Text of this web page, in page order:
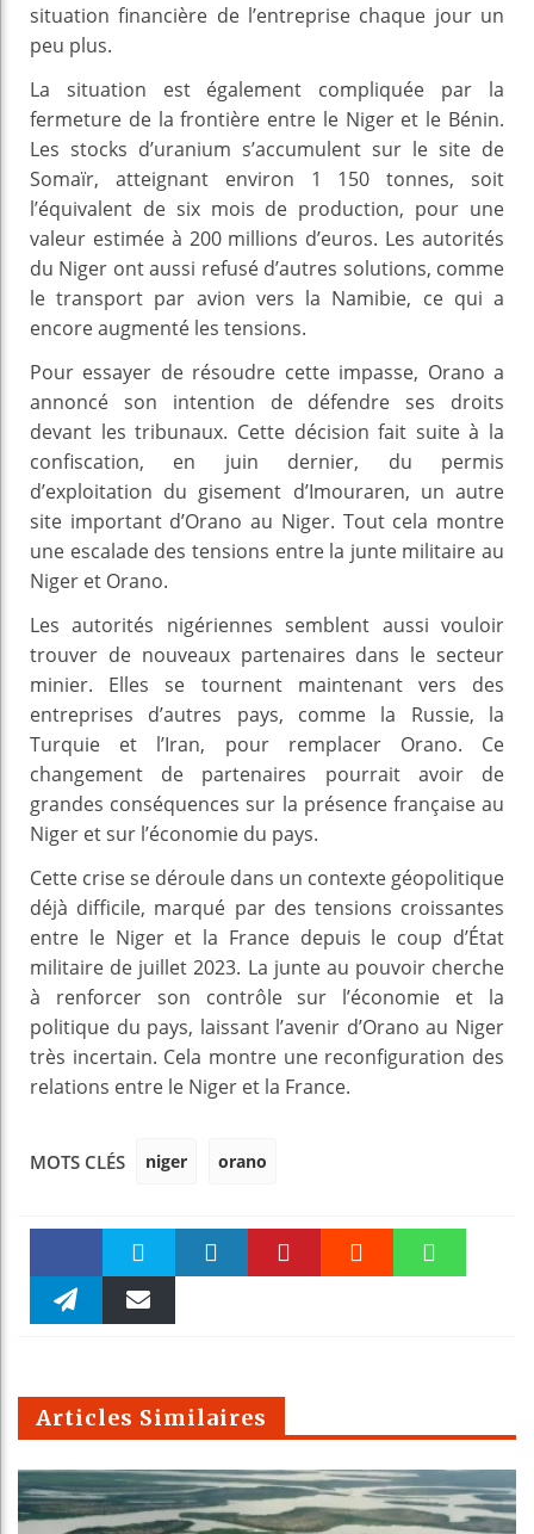
situation financière de l’entreprise chaque jour un
peu plus.
La situation est également compliquée par la
fermeture de la frontière entre le Niger et le Bénin.
Les stocks d’uranium s’accumulent sur le site de
Somaïr, atteignant environ 1 150 tonnes, soit
l’équivalent de six mois de production, pour une
valeur estimée à 200 millions d’euros. Les autorités
du Niger ont aussi refusé d’autres solutions, comme
le transport par avion vers la Namibie, ce qui a
encore augmenté les tensions.
Pour essayer de résoudre cette impasse, Orano a
annoncé son intention de défendre ses droits
devant les tribunaux. Cette décision fait suite à la
confiscation, en juin dernier, du permis
d’exploitation du gisement d’Imouraren, un autre
site important d’Orano au Niger. Tout cela montre
une escalade des tensions entre la junte militaire au
Niger et Orano.
Les autorités nigériennes semblent aussi vouloir
trouver de nouveaux partenaires dans le secteur
minier. Elles se tournent maintenant vers des
entreprises d’autres pays, comme la Russie, la
Turquie et l’Iran, pour remplacer Orano. Ce
changement de partenaires pourrait avoir de
grandes conséquences sur la présence française au
Niger et sur l’économie du pays.
Cette crise se déroule dans un contexte géopolitique
déjà difficile, marqué par des tensions croissantes
entre le Niger et la France depuis le coup d’État
militaire de juillet 2023. La junte au pouvoir cherche
à renforcer son contrôle sur l’économie et la
politique du pays, laissant l’avenir d’Orano au Niger
très incertain. Cela montre une reconfiguration des
relations entre le Niger et la France.
MOTS CLÉS niger orano
Faceboo Twitter
m
Articles Similaires